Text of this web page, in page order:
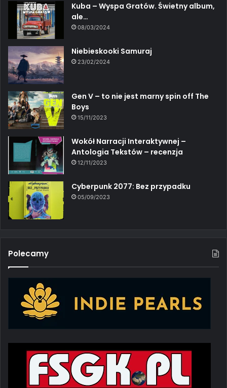
Kuba – Wyspa Gratów. Świetny album,
ale…
08/03/2024
Niebieskooki Samuraj
23/02/2024
Gen V – to nie jest marny spin off The
Boys
15/11/2023
Wokół Narracji Interaktywnej –
Antologia Tekstów – recenzja
12/11/2023
Cyberpunk 2077: Bez przypadku
05/09/2023
Polecamy